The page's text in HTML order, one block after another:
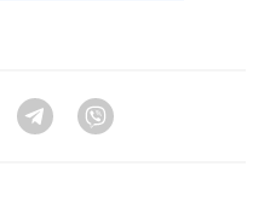
Twitter Telegram